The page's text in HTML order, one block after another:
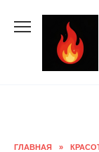
ГЛАВНАЯ »